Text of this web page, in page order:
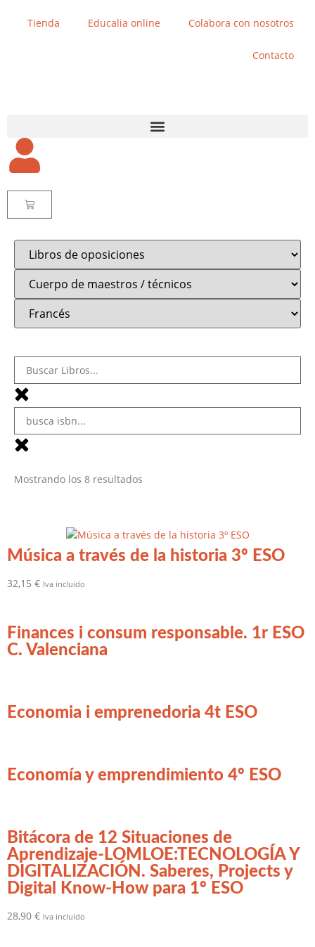
Tienda Educalia online Colabora con nosotros
Contacto
Mostrando los 8 resultados
Música a través de la historia 3º ESO
32,15 € Iva incluido
Finances i consum responsable. 1r ESO
C. Valenciana
Economia i emprenedoria 4t ESO
Economía y emprendimiento 4º ESO
Bitácora de 12 Situaciones de
Aprendizaje-LOMLOE:TECNOLOGÍA Y
DIGITALIZACIÓN. Saberes, Projects y
Digital Know-How para 1º ESO
28,90 € Iva incluido